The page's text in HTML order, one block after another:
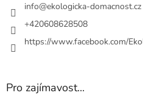
info@ekologicka-domacnost.cz
+420608628508
https://www.facebook.com/
Pro zajímavost...